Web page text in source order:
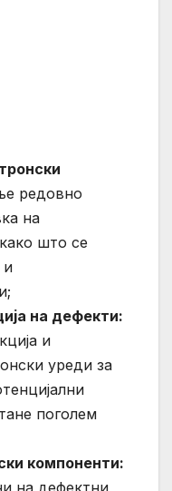
редовно
на
што се
и
на дефекти:
и
уреди за
поголем
компоненти: